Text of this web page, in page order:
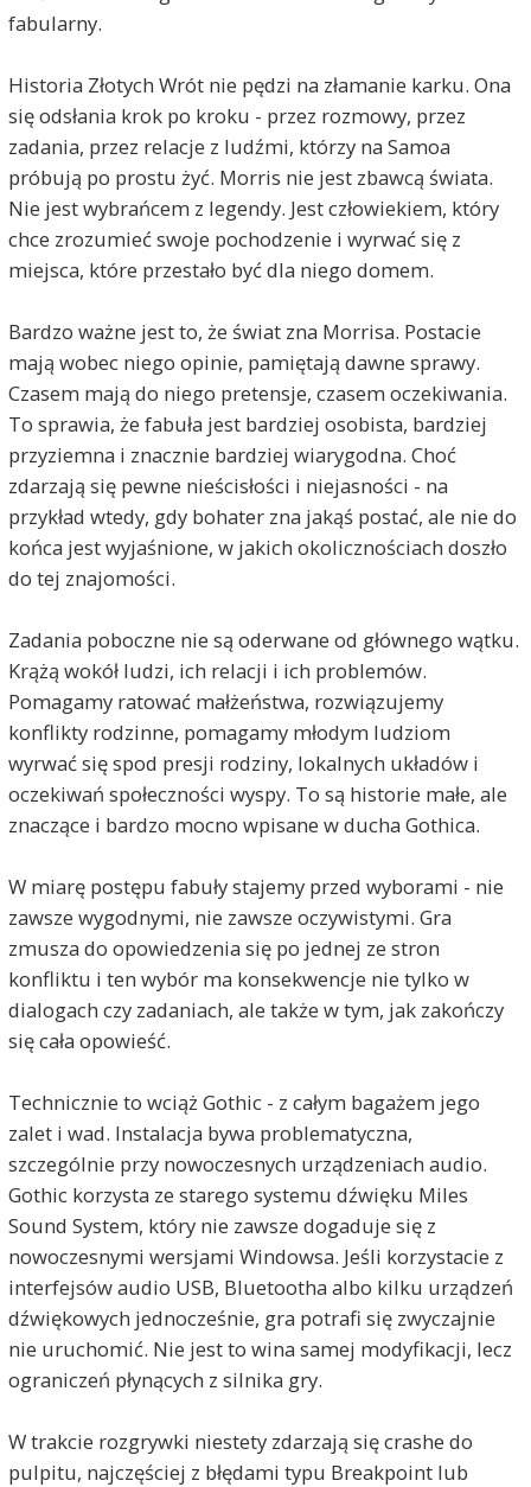
fabularny.
Historia Złotych Wrót nie pędzi na złamanie karku. Ona
się odsłania krok po kroku - przez rozmowy, przez
zadania, przez relacje z ludźmi, którzy na Samoa
próbują po prostu żyć. Morris nie jest zbawcą świata.
Nie jest wybrańcem z legendy. Jest człowiekiem, który
chce zrozumieć swoje pochodzenie i wyrwać się z
miejsca, które przestało być dla niego domem.
Bardzo ważne jest to, że świat zna Morrisa. Postacie
mają wobec niego opinie, pamiętają dawne sprawy.
Czasem mają do niego pretensje, czasem oczekiwania.
To sprawia, że fabuła jest bardziej osobista, bardziej
przyziemna i znacznie bardziej wiarygodna. Choć
zdarzają się pewne nieścisłości i niejasności - na
przykład wtedy, gdy bohater zna jakąś postać, ale nie do
końca jest wyjaśnione, w jakich okolicznościach doszło
do tej znajomości.
Zadania poboczne nie są oderwane od głównego wątku.
Krążą wokół ludzi, ich relacji i ich problemów.
Pomagamy ratować małżeństwa, rozwiązujemy
konflikty rodzinne, pomagamy młodym ludziom
wyrwać się spod presji rodziny, lokalnych układów i
oczekiwań społeczności wyspy. To są historie małe, ale
znaczące i bardzo mocno wpisane w ducha Gothica.
W miarę postępu fabuły stajemy przed wyborami - nie
zawsze wygodnymi, nie zawsze oczywistymi. Gra
zmusza do opowiedzenia się po jednej ze stron
konfliktu i ten wybór ma konsekwencje nie tylko w
dialogach czy zadaniach, ale także w tym, jak zakończy
się cała opowieść.
Technicznie to wciąż Gothic - z całym bagażem jego
zalet i wad. Instalacja bywa problematyczna,
szczególnie przy nowoczesnych urządzeniach audio.
Gothic korzysta ze starego systemu dźwięku Miles
Sound System, który nie zawsze dogaduje się z
nowoczesnymi wersjami Windowsa. Jeśli korzystacie z
interfejsów audio USB, Bluetootha albo kilku urządzeń
dźwiękowych jednocześnie, gra potrafi się zwyczajnie
nie uruchomić. Nie jest to wina samej modyfikacji, lecz
ograniczeń płynących z silnika gry.
W trakcie rozgrywki niestety zdarzają się crashe do
pulpitu, najczęściej z błędami typu Breakpoint lub